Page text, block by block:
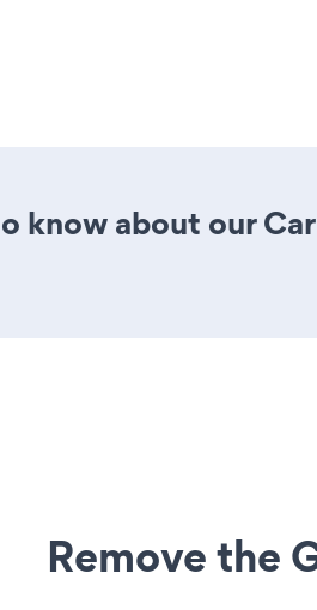
know about our
Remove the